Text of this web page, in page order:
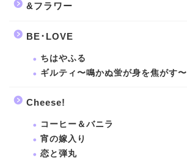
&フラワー
BE･LOVE
ちはやふる
ギルティ〜鳴かぬ蛍が身を焦がす〜
Cheese!
コーヒー＆バニラ
宵の嫁入り
恋と弾丸